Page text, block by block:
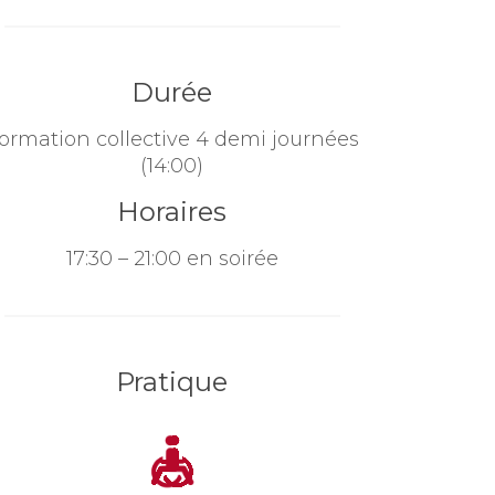
Durée
collective 4 demi journées
(14:00)
Horaires
17:30 – 21:00 en soirée
Pratique